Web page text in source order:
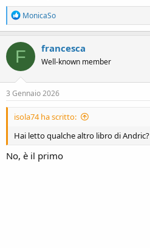
R
e
a
c
t
o
n
s
MonicaSo
F francesca
Well-known member
3 Gennaio 2026
isola74 ha scritto:
Hai letto qualche altro libro di Andric?
No, è il primo